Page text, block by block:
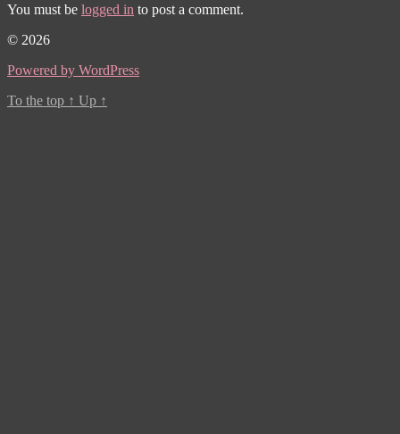
You must be logged in to post a comment.
© 2026
Powered by WordPress
To the top ↑ Up ↑